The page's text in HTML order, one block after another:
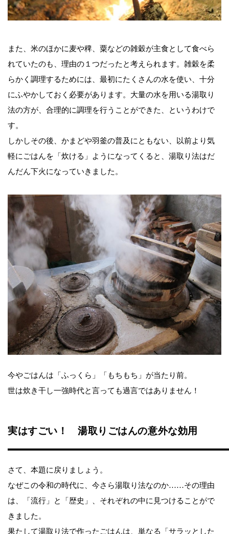
また、米のほかに麦や稗、粟などの雑穀が主食として食べら
れていたのも、理由の１つだったと考えられます。雑穀を柔
らかく調理するためには、最初にたくさんの水を使い、十分
にふやかしておく必要があります。大量の水を用いる湯取り
法の方が、合理的に調理を行うことができた、というわけで
す。
しかしその後、かまどや羽釜の普及にともない、以前より気
軽にごはんを「炊ける」ようになってくると、湯取り法はだ
んだん下火になっていきました。
今やごはんは「ふっくら」「もちもち」が当たり前。
世は炊き干し一強時代と言っても過言ではありません！
実はすごい！ 湯取りごはんの意外な効用
さて、本題に戻りましょう。
なぜこの令和の時代に、今さら湯取り法なのか……その理由
は、「流行」と「歴史」、それぞれの中に見つけることがで
きました。
果たして湯取り法で作ったごはんは、単なる「サラッとした